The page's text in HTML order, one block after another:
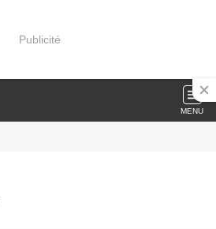
Publicité
MENU